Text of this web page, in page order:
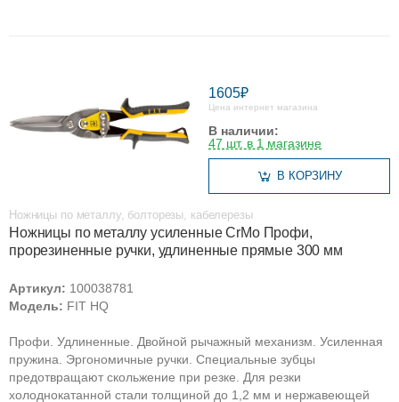
1605₽
Цена интернет магазина
В наличии:
47 шт. в 1 магазине
В КОРЗИНУ
Ножницы по металлу, болторезы, кабелерезы
Ножницы по металлу усиленные CrMo Профи,
прорезиненные ручки, удлиненные прямые 300 мм
Артикул: 100038781
Модель: FIT HQ
Профи. Удлиненные. Двойной рычажный механизм. Усиленная
пружина. Эргономичные ручки. Специальные зубцы
предотвращают скольжение при резке. Для резки
холоднокатанной стали толщиной до 1,2 мм и нержавеющей